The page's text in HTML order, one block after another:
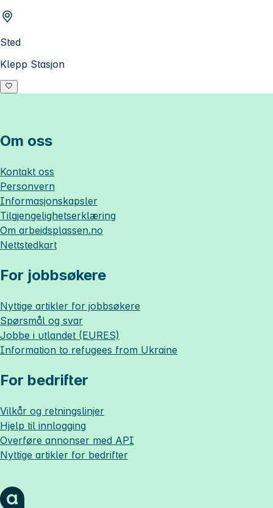
Sted
Klepp Stasjon
Om oss
Kontakt oss
Personvern
Informasjonskapsler
Tilgjengelighetserklæring
Om arbeidsplassen.no
Nettstedkart
For jobbsøkere
Nyttige artikler for jobbsøkere
Spørsmål og svar
Jobbe i utlandet (EURES)
Information to refugees from Ukraine
For bedrifter
Vilkår og retningslinjer
Hjelp til innlogging
Overføre annonser med API
Nyttige artikler for bedrifter